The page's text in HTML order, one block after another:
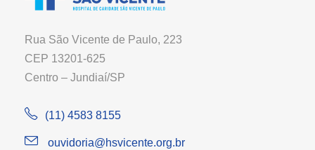
Rua São Vicente de Paulo, 223
CEP 13201-625
Centro – Jundiaí/SP
(11) 4583 8155
ouvidoria@hsvicente.org.br